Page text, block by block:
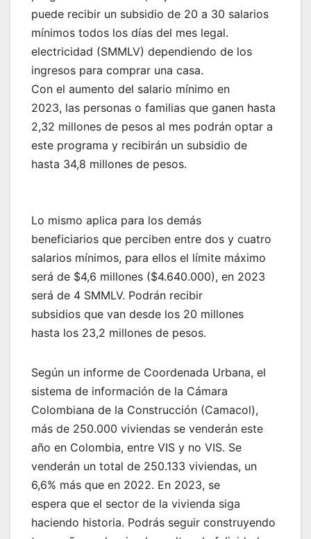
puede recibir un subsidio de 20 a 30 salarios
mínimos todos los días del mes legal.
electricidad (SMMLV) dependiendo de los
ingresos para comprar una casa.
Con el aumento del salario mínimo en
2023, las personas o familias que ganen hasta
2,32 millones de pesos al mes podrán optar a
este programa y recibirán un subsidio de
hasta 34,8 millones de pesos.
Lo mismo aplica para los demás
beneficiarios que perciben entre dos y cuatro
salarios mínimos, para ellos el límite máximo
será de $4,6 millones ($4.640.000), en 2023
será de 4 SMMLV. Podrán recibir
subsidios que van desde los 20 millones
hasta los 23,2 millones de pesos.
Según un informe de Coordenada Urbana, el
sistema de información de la Cámara
Colombiana de la Construcción (Camacol),
más de 250.000 viviendas se venderán este
año en Colombia, entre VIS y no VIS. Se
venderán un total de 250.133 viviendas, un
6,6% más que en 2022. En 2023, se
espera que el sector de la vivienda siga
haciendo historia. Podrás seguir construyendo